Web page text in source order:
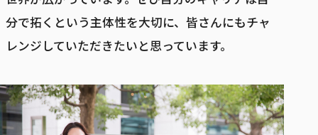
分で拓くという主体性を大切に、皆さんにもチャ
レンジしていただきたいと思っています。